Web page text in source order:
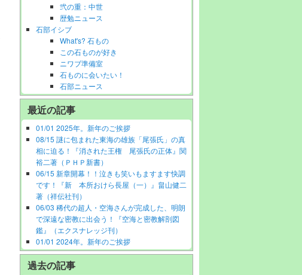
弐の重：中世
歴勉ニュース
石部イシブ
What's? 石もの
この石ものが好き
ニワブ準備室
石ものに会いたい！
石部ニュース
最近の記事
01/01 2025年。新年のご挨拶
08/15 謎に包まれた東海の雄族「尾張氏」の真
相に迫る！『消された王権 尾張氏の正体』関
裕二著（ＰＨＰ新書）
06/15 新章開幕！！泣きも笑いもますます快調
です！『新 本所おけら長屋（一）』畠山健二
著（祥伝社刊）
06/03 稀代の超人・空海さんが完成した、明朗
で深遠な密教に出会う！『空海と密教解剖図
鑑』（エクスナレッジ刊）
01/01 2024年。新年のご挨拶
過去の記事